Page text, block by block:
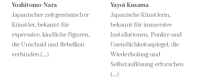
Yoshitomo Nara
Japanischer zeitgenössischer
Künstler, bekannt für
expressive, kindliche Figuren,
die Unschuld und Rebellion
verbinden (...)
Yayoi Kusama
Japanische Künstlerin,
bekannt für immersive
Installationen, Punkte und
Unendlichkeitsspiegel, die
Wiederholung und
Selbstauflösung erforschen
(...)